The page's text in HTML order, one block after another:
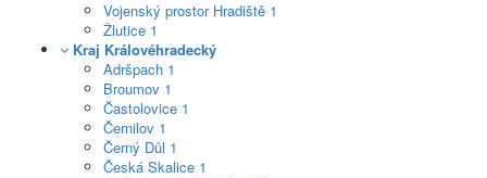
Vojenský prostor Hradiště 1
Žlutice 1
Kraj Královéhradecký
Adršpach 1
Broumov 1
Častolovice 1
Černilov 1
Černý Důl 1
Česká Skalice 1